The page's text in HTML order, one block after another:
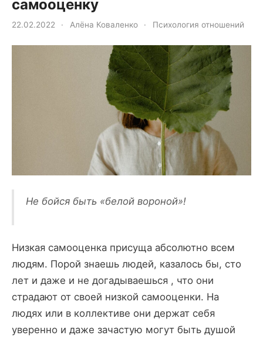
самооценку
22.02.2022 · Алёна Коваленко · Психология отношений
Не бойся быть «белой вороной»!
Низкая самооценка присуща абсолютно всем
людям. Порой знаешь людей, казалось бы, сто
лет и даже и не догадываешься , что они
страдают от своей низкой самооценки. На
людях или в коллективе они держат себя
уверенно и даже зачастую могут быть душой